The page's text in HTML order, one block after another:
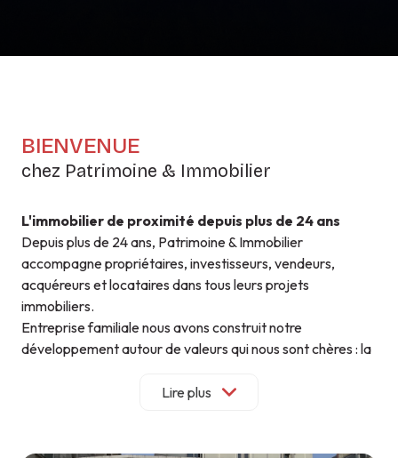
BIENVENUE
chez Patrimoine & Immobilier
L'immobilier de proximité depuis plus de 24 ans
Depuis plus de 24 ans, Patrimoine & Immobilier
accompagne propriétaires, investisseurs, vendeurs,
acquéreurs et locataires dans tous leurs projets
immobiliers.
Entreprise familiale nous avons construit notre
développement autour de valeurs qui nous sont chères : la
Parce que chaque projet est unique, nous privilégions un
Lire plus